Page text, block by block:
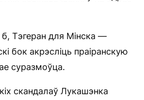
б, Тэгеран для Мінска —
бок акрэсліць праіранскую
суразмоўца.
скандалаў Лукашэнка